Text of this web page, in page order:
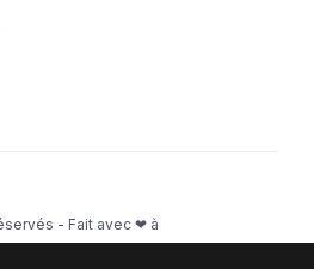
- Fait avec ❤ à